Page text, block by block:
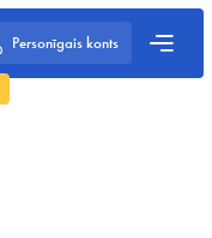
Personīgais konts